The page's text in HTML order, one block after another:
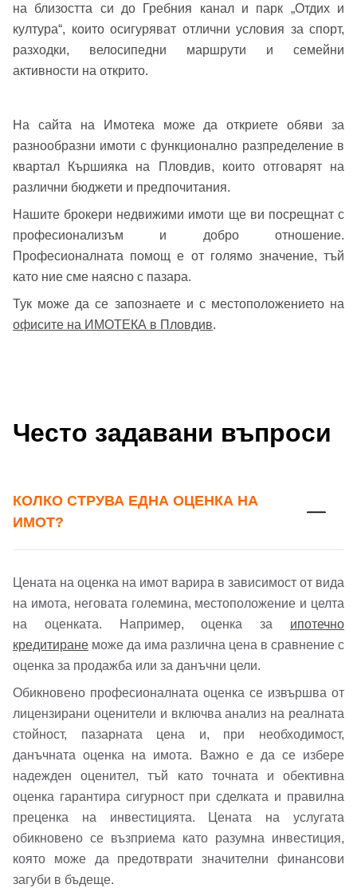
Вход като гост
или използвай профил
Вход с Facebook
на близостта си до Гребния канал и парк „Отдих и
култура“, които осигуряват отлични условия за спорт,
разходки, велосипедни маршрути и семейни
активности на открито.
На сайта на Имотека може да откриете обяви за
разнообразни имоти с функционално разпределение в
квартал Кършияка на Пловдив, които отговарят на
различни бюджети и предпочитания.
Нашите брокери недвижими имоти ще ви посрещнат с
професионализъм и добро отношение.
Професионалната помощ е от голямо значение, тъй
като ние сме наясно с пазара.
Тук може да се запознаете и с местоположението на
офисите на ИМОТЕКА в Пловдив.
Често задавани въпроси
КОЛКО СТРУВА ЕДНА ОЦЕНКА НА
ИМОТ?
Цената на оценка на имот варира в зависимост от вида
на имота, неговата големина, местоположение и целта
на оценката. Например, оценка за ипотечно
кредитиране може да има различна цена в сравнение с
оценка за продажба или за данъчни цели.
Обикновено професионалната оценка се извършва от
лицензирани оценители и включва анализ на реалната
стойност, пазарната цена и, при необходимост,
данъчната оценка на имота. Важно е да се избере
надежден оценител, тъй като точната и обективна
оценка гарантира сигурност при сделката и правилна
преценка на инвестицията. Цената на услугата
обикновено се възприема като разумна инвестиция,
която може да предотврати значителни финансови
загуби в бъдеще.